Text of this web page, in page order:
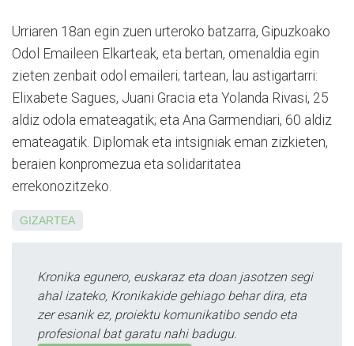
Urriaren 18an egin zuen urteroko batzarra, Gipuzkoako
Odol Emaileen Elkarteak, eta bertan, omenaldia egin
zieten zenbait odol emaileri; tartean, lau astigartarri:
Elixabete Sagues, Juani Gracia eta Yolanda Rivasi, 25
aldiz odola emateagatik; eta Ana Garmendiari, 60 aldiz
emateagatik. Diplomak eta intsigniak eman zizkieten,
beraien konpromezua eta solidaritatea
errekonozitzeko.
GIZARTEA
Kronika egunero, euskaraz eta doan jasotzen segi
ahal izateko, Kronikakide gehiago behar dira, eta
zer esanik ez, proiektu komunikatibo sendo eta
profesional bat garatu nahi badugu.